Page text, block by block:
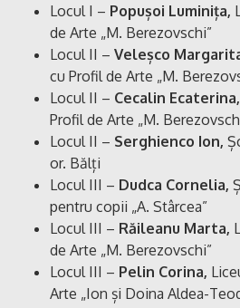
Locul I – Popușoi Luminița,
de Arte „M. Berezovschi”
Locul II – Veleșco
cu Profil de Arte „M.
Locul II – Cecalin Ecaterina,
Profil de Arte „M.
Locul II – Serghienco Ion,
or. Bălți
Locul III – Dudca Cornelia,
pentru copii „A. Stârcea”
Locul III – Răileanu Marta,
de Arte „M. Berezovschi”
Locul III – Pelin Corina,
Arte „Ion și Doina Aldea-